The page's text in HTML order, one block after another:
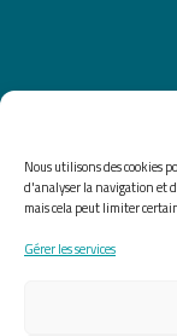
Nous utilisons des cookies
d'analyser la navigation et
mais cela peut limiter
Gérer les services
Du lundi au